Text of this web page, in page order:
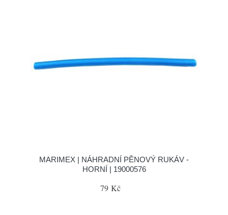
MARIMEX | NÁHRADNÍ PĚNOVÝ RUKÁV -
HORNÍ | 19000576
79 Kč